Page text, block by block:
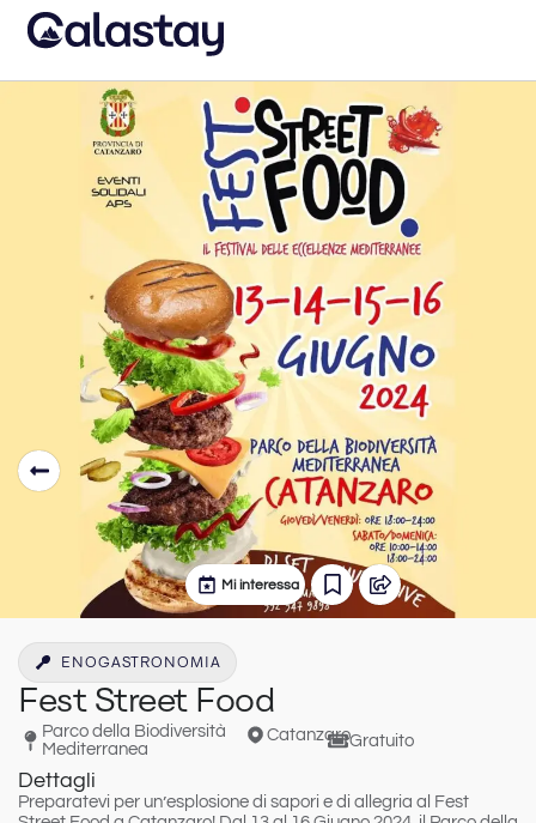
Mi interessa
ENOGASTRONOMIA
Fest Street Food
Parco della Biodiversità
Mediterranea
CatanzaroGratuito
Dettagli
Preparatevi per un’esplosione di sapori e di allegria al Fest